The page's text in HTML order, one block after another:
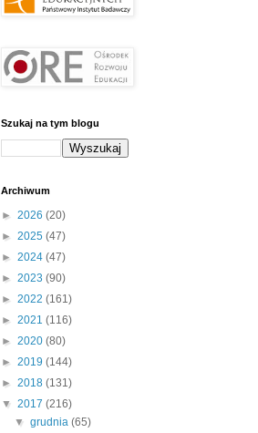
Szukaj na tym blogu
Archiwum
► 2026 (20)
► 2025 (47)
► 2024 (47)
► 2023 (90)
► 2022 (161)
► 2021 (116)
► 2020 (80)
► 2019 (144)
► 2018 (131)
▼ 2017 (216)
▼grudnia(65)